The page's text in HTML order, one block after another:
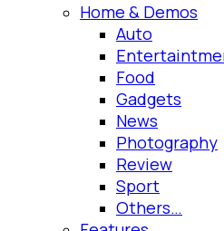
Home & Demos
Auto
Food
Gadgets
News
Photography
Review
Sport
Others…